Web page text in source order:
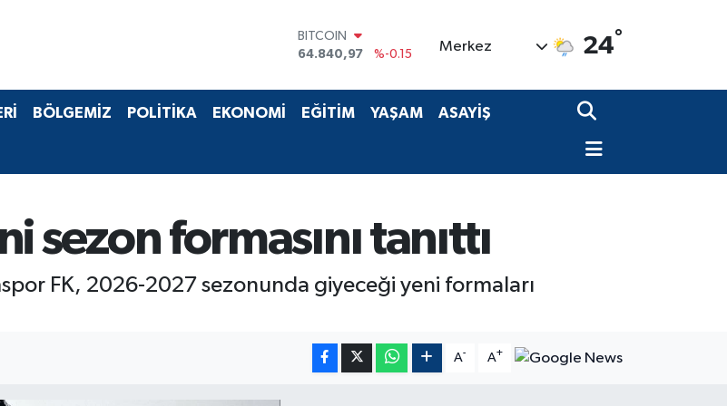
BITCOIN
64.840,97
%-0.15
EURO
55,2510
%0.32
GRAM ALTIN
13.779
%-14
Merkez 24°
BÖLGEMİZ POLİTİKA EKONOMİ EĞİTİM YAŞAM ASAYİŞ
sezon formasını tanıttı
FK, 2026-2027 sezonunda giyeceği yeni formaları
A- A+